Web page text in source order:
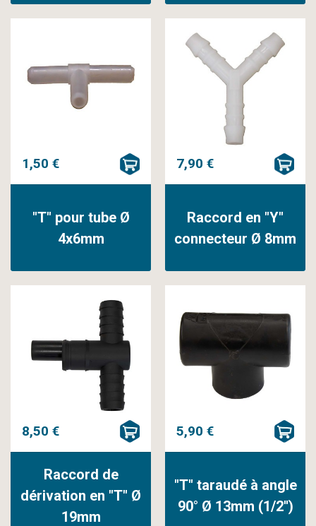
1,50 €
"T" pour tube Ø
4x6mm
7,90 €
Raccord en "Y"
connecteur Ø 8mm
8,50 €
Raccord de
dérivation en "T" Ø
19mm
5,90 €
"T" taraudé à angle
90° Ø 13mm (1/2'')